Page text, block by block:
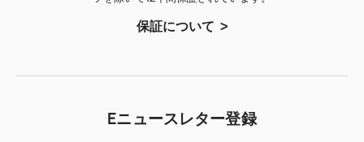
保証について
Eニュースレター登録